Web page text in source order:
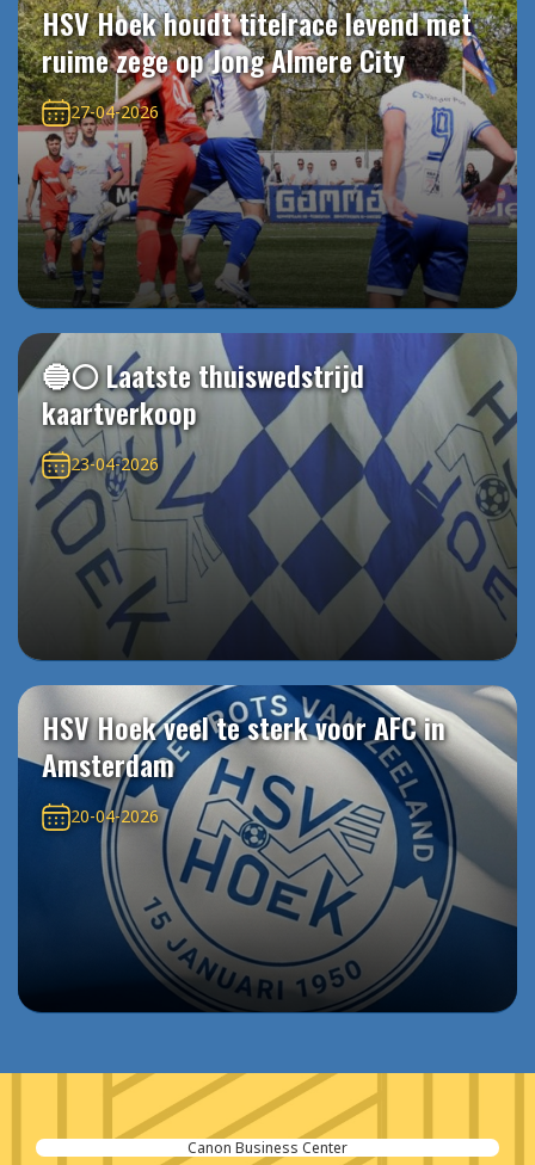
HSV Hoek houdt titelrace levend met
ruime zege op Jong Almere City
27-04-2026
🔵⚪️ Laatste thuiswedstrijd
kaartverkoop
23-04-2026
HSV Hoek veel te sterk voor AFC in
Amsterdam
20-04-2026
Gebr.de Bruijne BV